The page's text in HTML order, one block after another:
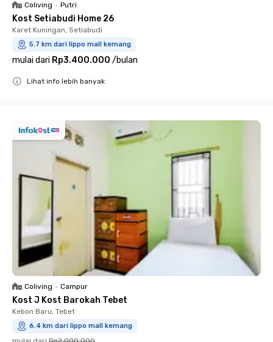
Coliving • Putri
Kost Setiabudi Home 26
Karet Kuningan, Setiabudi
5.7 km dari lippo mall kemang
mulai dari Rp3.400.000 /bulan
Lihat info lebih banyak
Coliving • Campur
Kost J Kost Barokah Tebet
Kebon Baru, Tebet
6.4 km dari lippo mall kemang